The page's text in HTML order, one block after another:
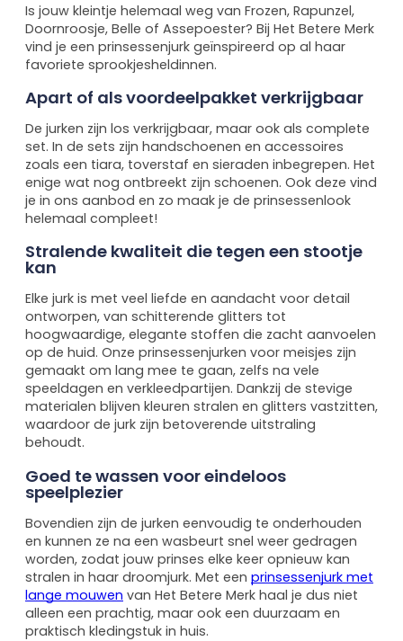
Is jouw kleintje helemaal weg van Frozen, Rapunzel,
Doornroosje, Belle of Assepoester? Bij Het Betere Merk
vind je een prinsessenjurk geïnspireerd op al haar
favoriete sprookjesheldinnen.
Apart of als voordeelpakket verkrijgbaar
De jurken zijn los verkrijgbaar, maar ook als complete
set. In de sets zijn handschoenen en accessoires
zoals een tiara, toverstaf en sieraden inbegrepen. Het
enige wat nog ontbreekt zijn schoenen. Ook deze vind
je in ons aanbod en zo maak je de prinsessenlook
helemaal compleet!
Stralende kwaliteit die tegen een stootje
kan
Elke jurk is met veel liefde en aandacht voor detail
ontworpen, van schitterende glitters tot
hoogwaardige, elegante stoffen die zacht aanvoelen
op de huid. Onze prinsessenjurken voor meisjes zijn
gemaakt om lang mee te gaan, zelfs na vele
speeldagen en verkleedpartijen. Dankzij de stevige
materialen blijven kleuren stralen en glitters vastzitten,
waardoor de jurk zijn betoverende uitstraling
behoudt.
Goed te wassen voor eindeloos
speelplezier
Bovendien zijn de jurken eenvoudig te onderhouden
en kunnen ze na een wasbeurt snel weer gedragen
worden, zodat jouw prinses elke keer opnieuw kan
stralen in haar droomjurk. Met een prinsessenjurk met
lange mouwen van Het Betere Merk haal je dus niet
alleen een prachtig, maar ook een duurzaam en
praktisch kledingstuk in huis.